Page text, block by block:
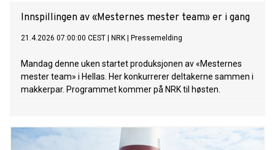
Innspillingen av «Mesternes mester team» er i gang
21.4.2026 07:00:00 CEST NRK Pressemelding
Mandag denne uken startet produksjonen av «Mesternes
mester team» i Hellas. Her konkurrerer deltakerne sammen i
makkerpar. Programmet kommer på NRK til høsten.